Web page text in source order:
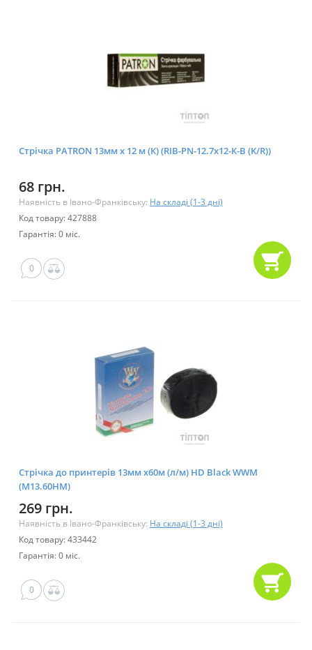
Стрічка PATRON 13мм х 12 м (К) (RIB-PN-12.7x12-К-B (K/R))
68 грн.
Наявність в Івано-Франківську: На складі (1-3 дні)
Код товару: 427888
Гарантія: 0 міс.
0
Стрічка до принтерів 13мм х60м (л/м) HD Black WWM
(M13.60HM)
269 грн.
Наявність в Івано-Франківську: На складі (1-3 дні)
Код товару: 433442
Гарантія: 0 міс.
0